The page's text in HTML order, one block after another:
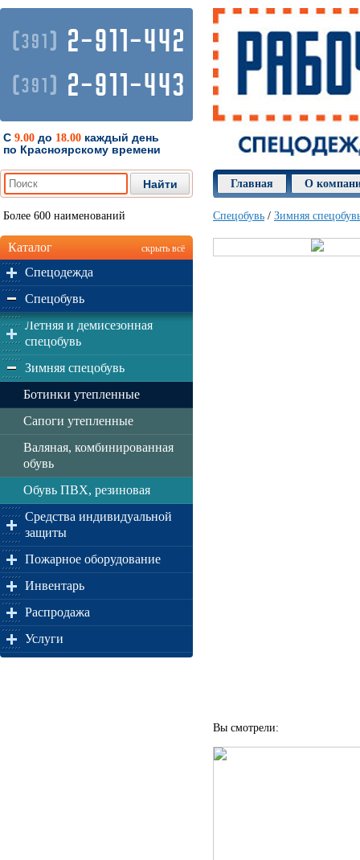
(391) 2-911-442
(391) 2-911-443
С 9.00 до 18.00 каждый день
по Красноярскому времени
Главная О
Более 600 наименований
Каталог скрыть всё
Спецодежда
Спецобувь
Летняя и демисезонная
спецобувь
Зимняя спецобувь
Ботинки утепленные
Сапоги утепленные
Валяная, комбинированная
обувь
Обувь ПВХ, резиновая
Средства индивидуальной
защиты
Пожарное оборудование
Инвентарь
Распродажа
Услуги
Спецобувь / Зимняя
Вы смотрели: